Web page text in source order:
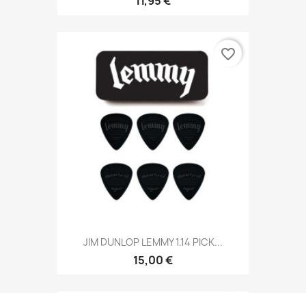
JIM DUNLOP LEMMY 1.14 PICK...
15,00 €
favorite_border